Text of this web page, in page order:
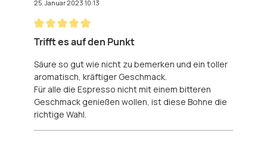
25. Januar 2023 10:13
Bewertung mit 5 von 5 Sternen
Trifft es auf den Punkt
Säure so gut wie nicht zu bemerken und ein toller
aromatisch, kräftiger Geschmack.
Für alle die Espresso nicht mit einem bitteren
Geschmack genießen wollen, ist diese Bohne die
richtige Wahl.